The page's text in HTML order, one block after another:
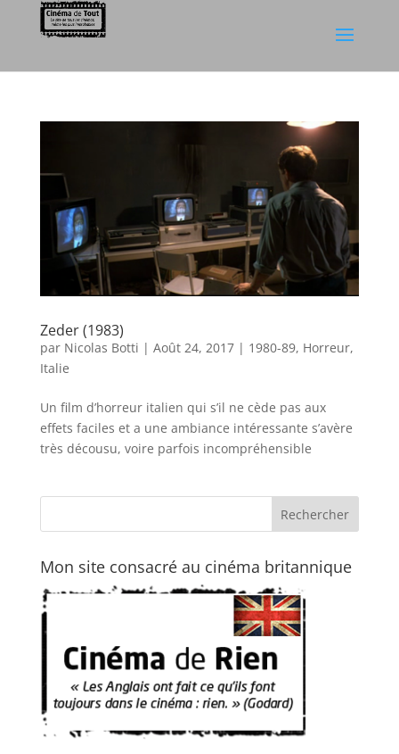
Zeder (1983)
par Nicolas Botti | Août 24, 2017| 1980-89, Horreur,
Italie
Un film d’horreur italien qui s’il ne cède pas aux
effets faciles et a une ambiance intéressante s’avère
très décousu, voire parfois incompréhensible
Mon site consacré au cinéma britannique